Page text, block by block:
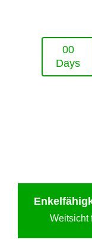
00
Days
Weitsicht